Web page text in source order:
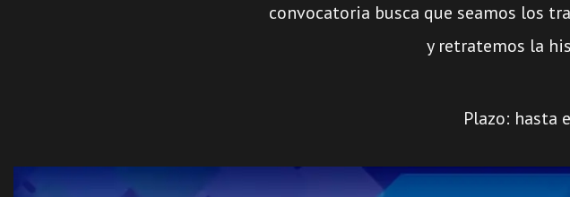
convocatoria busca que seamos los
y retratemos la
Plazo: hasta